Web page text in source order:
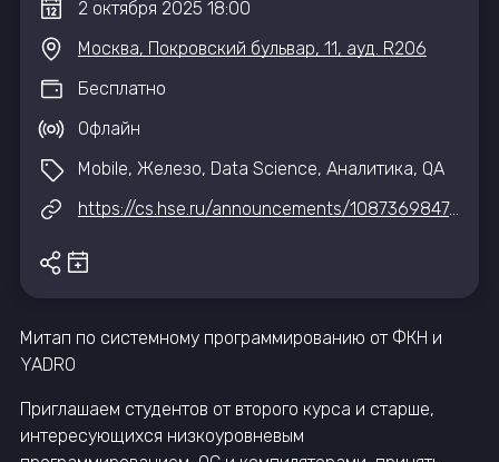
2 октября 2025 18:00
Москва, Покровский бульвар, 11, ауд. R206
Бесплатно
Офлайн
Mobile, Железо, Data Science, Аналитика, QA
https://cs.hse.ru/announcements/1087369847.html
Митап по системному программированию от ФКН и
YADRO
Приглашаем студентов от второго курса и старше,
интересующихся низкоуровневым